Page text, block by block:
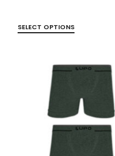
SELECT OPTIONS